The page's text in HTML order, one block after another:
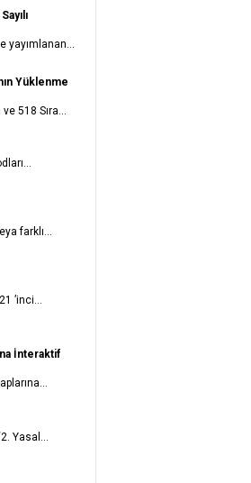
yayımlanan...
Yüklenme
518 Sıra...
farklı...
’inci...
İnteraktif
Yasal...